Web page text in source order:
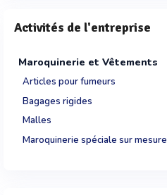
Activités de l'entreprise
Maroquinerie et Vêtements
Articles pour fumeurs
Bagages rigides
Malles
Maroquinerie spéciale sur mesure